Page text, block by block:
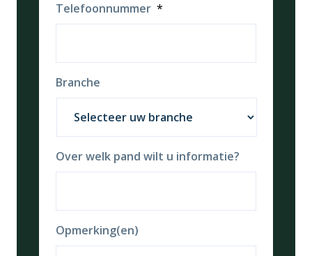
Telefoonnummer *
Branche
Over welk pand wilt u informatie?
Opmerking(en)